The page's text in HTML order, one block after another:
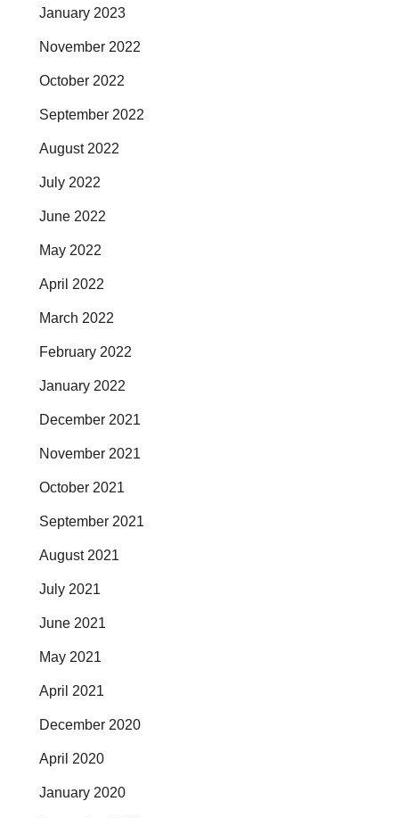
January 2023
November 2022
October 2022
September 2022
August 2022
July 2022
June 2022
May 2022
April 2022
March 2022
February 2022
January 2022
December 2021
November 2021
October 2021
September 2021
August 2021
July 2021
June 2021
May 2021
April 2021
December 2020
April 2020
January 2020